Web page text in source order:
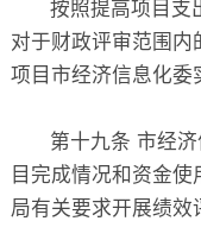
按照提高项目支
对于财政评审范围内
项目市经济信息化委
第十九条 市经
目完成情况和资金
局有关要求开展绩效